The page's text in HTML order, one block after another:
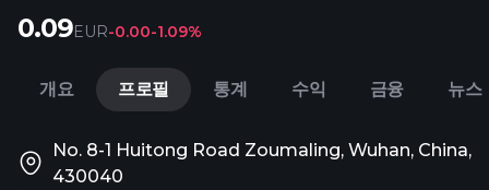
0.09EUR-0.00-1.09%
개요 프로필 통계 수익 금융 뉴스
No. 8-1 Huitong Road Zoumaling, Wuhan, China,
430040